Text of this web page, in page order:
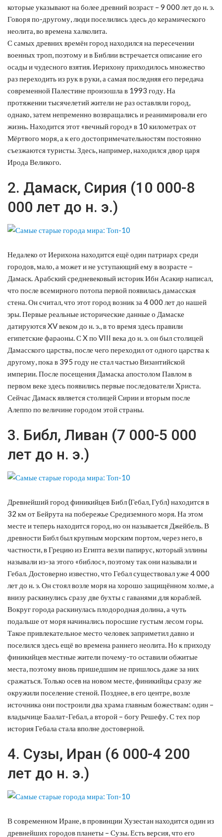
которые указывают на более древний возраст – 9 000 лет до н. э.
Говоря по-другому, люди поселились здесь до керамического
неолита, во времена халколита.
С самых древних времён город находился на пересечении
военных троп, поэтому и в Библии встречается описание его
осады и чудесного взятия. Иерихону приходилось множество
раз переходить из рук в руки, а самая последняя его передача
современной Палестине произошла в 1993 году. На
протяжении тысячелетий жители не раз оставляли город,
однако, затем непременно возвращались и реанимировали его
жизнь. Находится этот «вечный город» в 10 километрах от
Мёртвого моря, а к его достопримечательностям постоянно
съезжаются туристы. Здесь, например, находился двор царя
Ирода Великого.
2. Дамаск, Сирия (10 000-8
000 лет до н. э.)
Недалеко от Иерихона находится ещё один патриарх среди
городов, мало, а может и не уступающий ему в возрасте –
Дамаск. Арабский средневековый историк Ибн Асакир написал,
что после всемирного потопа первой появилась дамасская
стена. Он считал, что этот город возник за 4 000 лет до нашей
эры. Первые реальные исторические данные о Дамаске
датируются XV веком до н. э., в то время здесь правили
египетские фараоны. С X по VIII века до н. э. он был столицей
Дамасского царства, после чего переходил от одного царства к
другому, пока в 395 году не стал частью Византийской
империи. После посещения Дамаска апостолом Павлом в
первом веке здесь появились первые последователи Христа.
Сейчас Дамаск является столицей Сирии и вторым после
Алеппо по величине городом этой страны.
3. Библ, Ливан (7 000-5 000
лет до н. э.)
Древнейший город финикийцев Библ (Гебал, Губл) находится в
32 км от Бейрута на побережье Средиземного моря. На этом
месте и теперь находится город, но он называется Джейбель. В
древности Библ был крупным морским портом, через него, в
частности, в Грецию из Египта везли папирус, который эллины
называли из-за этого «библос», поэтому так они называли и
Гебал. Достоверно известно, что Гебал существовал уже 4 000
лет до н. э. Он стоял возле моря на хорошо защищённом холме, а
внизу раскинулись сразу две бухты с гаванями для кораблей.
Вокруг города раскинулась плодородная долина, а чуть
подальше от моря начинались поросшие густым лесом горы.
Такое привлекательное место человек заприметил давно и
поселился здесь ещё во времена раннего неолита. Но к приходу
финикийцев местные жители почему-то оставили обжитые
места, поэтому вновь пришедшим не пришлось даже за них
сражаться. Только осев на новом месте, финикийцы сразу же
окружили поселение стеной. Позднее, в его центре, возле
источника они построили два храма главным божествам: один –
владычице Баалат-Гебал, а второй – богу Решефу. С тех пор
история Гебала стала вполне достоверной.
4. Сузы, Иран (6 000-4 200
лет до н. э.)
В современном Иране, в провинции Хузестан находится один из
древнейших городов планеты – Сузы. Есть версия, что его